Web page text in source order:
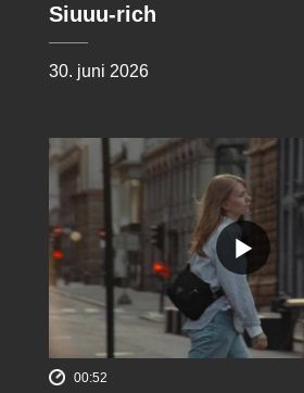
Siuuu-rich
30. juni 2026
00:52